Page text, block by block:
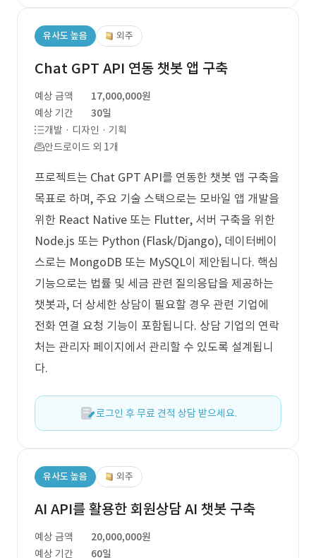
유사도 높음 외주
Chat GPT API 연동 챗봇 앱 구축
예상 금액
17,000,000원
예상 기간
30일
개발 · 디자인 · 기획
안드로이드 외 1개
프로젝트는 Chat GPT API를 연동한 챗봇 앱 구축을
목표로 하며, 주요 기술 스택으로는 모바일 앱 개발을
위한 React Native 또는 Flutter, 서버 구축을 위한
Node.js 또는 Python (Flask/Django), 데이터베이
스로는 MongoDB 또는 MySQL이 제안됩니다. 핵심
기능으로는 법률 및 세금 관련 질의응답을 제공하는
챗봇과, 더 상세한 상담이 필요할 경우 관련 기업에
전화 연결 요청 기능이 포함됩니다. 상담 기업의 연락
처는 관리자 페이지에서 관리할 수 있도록 설계됩니
다.
로그인 후 무료 견적 상담 받으세요.
유사도 높음 외주
AI API를 활용한 회원상담 AI 챗봇 구축
예상 금액
20,000,000원
예상 기간
60일